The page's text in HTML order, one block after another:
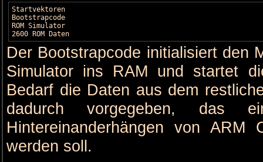
Startvektoren
Bootstrapcode
ROM Simulator
2600 ROM Daten
Der Bootstrapcode initialisiert den
Simulator ins RAM und startet
Bedarf die Daten aus dem
dadurch vorgegeben, das
Hintereinanderhängen von
werden soll.